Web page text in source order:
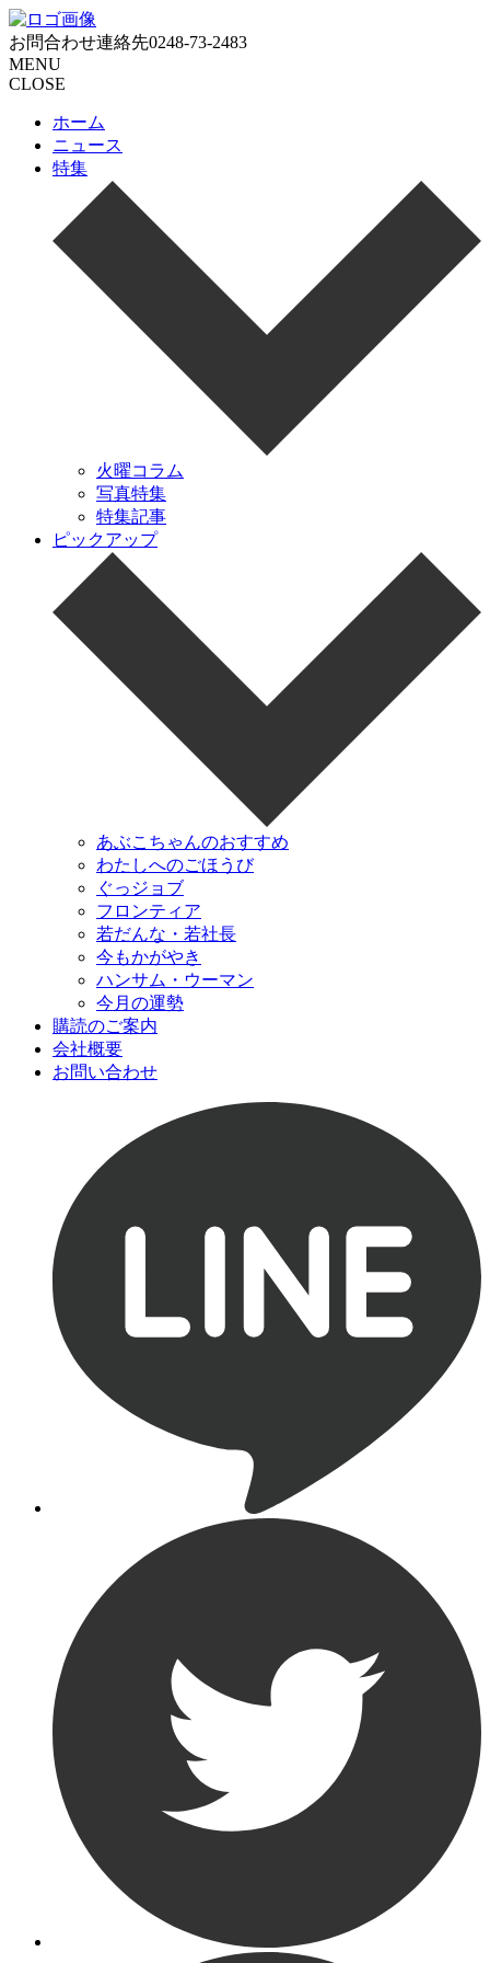
お問合わせ連絡先0248-73-2483
MENU
CLOSE
ホーム
ニュース
特集
火曜コラム
写真特集
特集記事
ピックアップ
あぶこちゃんのおすすめ
わたしへのごほうび
ぐっジョブ
フロンティア
若だんな・若社長
今もかがやき
ハンサム・ウーマン
今月の運勢
購読のご案内
会社概要
お問い合わせ